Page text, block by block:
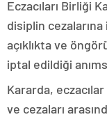
Eczacıları Birliği
disiplin
açıklıkta ve
iptal edildiği
Kararda,
ve cezaları